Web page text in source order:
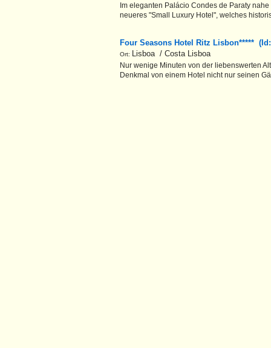
Im eleganten Palácio Condes de Paraty
neueres "Small Luxury Hotel", welches
Four Seasons Hotel Ritz Lisbon*****
Ort: Lisboa / Costa Lisboa
Nur wenige Minuten von der liebenswerten
Denkmal von einem Hotel nicht nur seinen